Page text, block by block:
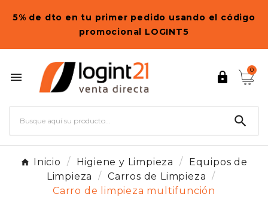
5% de dto en tu primer pedido usando el código
promocional LOGINT5
 
0

Inicio Higiene y Limpieza
Equipos de
Limpieza
Carros de Limpieza
Carro de limpieza multifunción